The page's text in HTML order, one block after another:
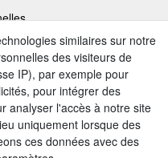
similaires sur notre
des visiteurs de
IP), par exemple pour
pour intégrer des
analyser l'accès à notre site
uniquement lorsque des
ces données avec des